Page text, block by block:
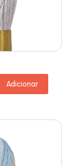
Adicionar